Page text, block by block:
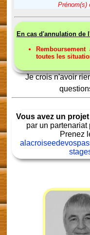
Prénom(s)
En cas d'annulation de
toutes les
Je crois n'avoir
Vous avez un
par un
Prenez